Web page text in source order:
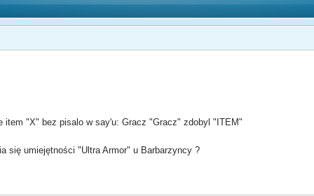
item "X" bez pisalo w say'u: Gracz "Gracz" zdobyl "ITEM"
się umiejętności "Ultra Armor" u Barbarzyncy ?